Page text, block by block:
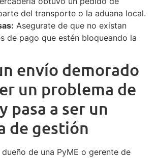
del transporte o la aduana local.
Asegurate de que no existan
de pago que estén bloqueando la
envío demorado
un problema de
pasa a ser un
de gestión
de una PyME o gerente de